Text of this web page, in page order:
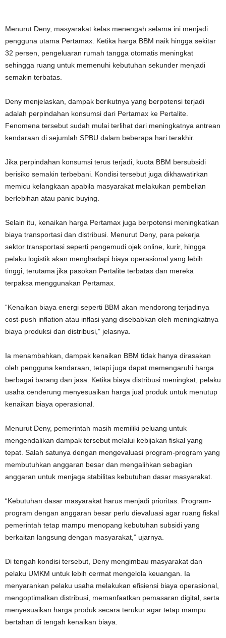
Menurut Deny, masyarakat kelas menengah selama ini menjadi
pengguna utama Pertamax. Ketika harga BBM naik hingga sekitar
32 persen, pengeluaran rumah tangga otomatis meningkat
sehingga ruang untuk memenuhi kebutuhan sekunder menjadi
semakin terbatas.
Deny menjelaskan, dampak berikutnya yang berpotensi terjadi
adalah perpindahan konsumsi dari Pertamax ke Pertalite.
Fenomena tersebut sudah mulai terlihat dari meningkatnya antrean
kendaraan di sejumlah SPBU dalam beberapa hari terakhir.
Jika perpindahan konsumsi terus terjadi, kuota BBM bersubsidi
berisiko semakin terbebani. Kondisi tersebut juga dikhawatirkan
memicu kelangkaan apabila masyarakat melakukan pembelian
berlebihan atau panic buying.
Selain itu, kenaikan harga Pertamax juga berpotensi meningkatkan
biaya transportasi dan distribusi. Menurut Deny, para pekerja
sektor transportasi seperti pengemudi ojek online, kurir, hingga
pelaku logistik akan menghadapi biaya operasional yang lebih
tinggi, terutama jika pasokan Pertalite terbatas dan mereka
terpaksa menggunakan Pertamax.
“Kenaikan biaya energi seperti BBM akan mendorong terjadinya
cost-push inflation atau inflasi yang disebabkan oleh meningkatnya
biaya produksi dan distribusi,” jelasnya.
Ia menambahkan, dampak kenaikan BBM tidak hanya dirasakan
oleh pengguna kendaraan, tetapi juga dapat memengaruhi harga
berbagai barang dan jasa. Ketika biaya distribusi meningkat, pelaku
usaha cenderung menyesuaikan harga jual produk untuk menutup
kenaikan biaya operasional.
Menurut Deny, pemerintah masih memiliki peluang untuk
mengendalikan dampak tersebut melalui kebijakan fiskal yang
tepat. Salah satunya dengan mengevaluasi program-program yang
membutuhkan anggaran besar dan mengalihkan sebagian
anggaran untuk menjaga stabilitas kebutuhan dasar masyarakat.
“Kebutuhan dasar masyarakat harus menjadi prioritas. Program-
program dengan anggaran besar perlu dievaluasi agar ruang fiskal
pemerintah tetap mampu menopang kebutuhan subsidi yang
berkaitan langsung dengan masyarakat,” ujarnya.
Di tengah kondisi tersebut, Deny mengimbau masyarakat dan
pelaku UMKM untuk lebih cermat mengelola keuangan. Ia
menyarankan pelaku usaha melakukan efisiensi biaya operasional,
mengoptimalkan distribusi, memanfaatkan pemasaran digital, serta
menyesuaikan harga produk secara terukur agar tetap mampu
bertahan di tengah kenaikan biaya.